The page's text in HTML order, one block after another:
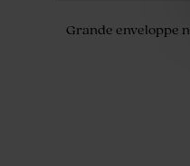
Grande enveloppe